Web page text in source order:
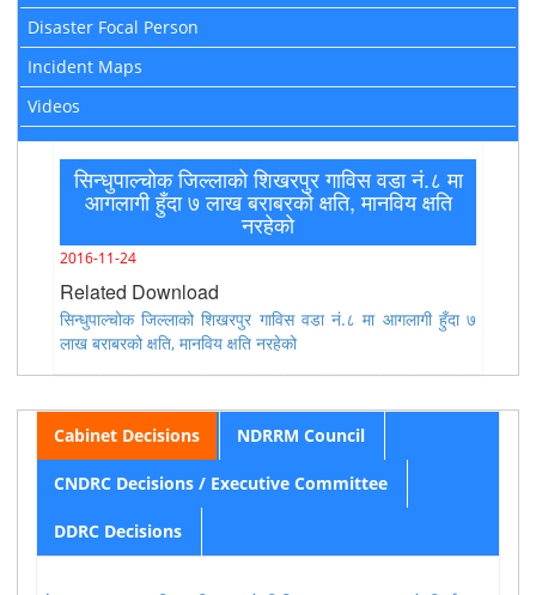
Disaster Focal Person
Incident Maps
Videos
सिन्धुपाल्चोक जिल्लाको शिखरपुर गाविस वडा नं.८ मा
आगलागी हुँदा ७ लाख बराबरको क्षति, मानविय क्षति
नरहेको
2016-11-24
Related Download
सिन्धुपाल्चोक जिल्लाको शिखरपुर गाविस वडा नं.८ मा आगलागी हुँदा ७
लाख बराबरको क्षति, मानविय क्षति नरहेको
Cabinet Decisions NDRRM Council
CNDRC Decisions / Executive Committee
DDRC Decisions